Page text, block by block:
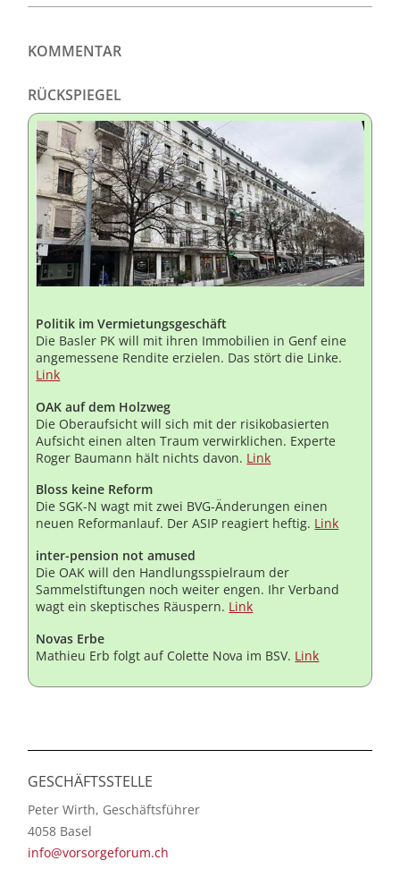
KOMMENTAR
RÜCKSPIEGEL
Politik im Vermietungsgeschäft
Die Basler PK will mit ihren Immobilien in Genf eine
angemessene Rendite erzielen. Das stört die Linke.
Link
OAK auf dem Holzweg
Die Oberaufsicht will sich mit der risikobasierten
Aufsicht einen alten Traum verwirklichen. Experte
Roger Baumann hält nichts davon. Link
Bloss keine Reform
Die SGK-N wagt mit zwei BVG-Änderungen einen
neuen Reformanlauf. Der ASIP reagiert heftig. Link
inter-pension not amused
Die OAK will den Handlungsspielraum der
Sammelstiftungen noch weiter engen. Ihr Verband
wagt ein skeptisches Räuspern. Link
Novas Erbe
Mathieu Erb folgt auf Colette Nova im BSV. Link
GESCHÄFTSSTELLE
Peter Wirth, Geschäftsführer
4058 Basel
info@vorsorgeforum.ch